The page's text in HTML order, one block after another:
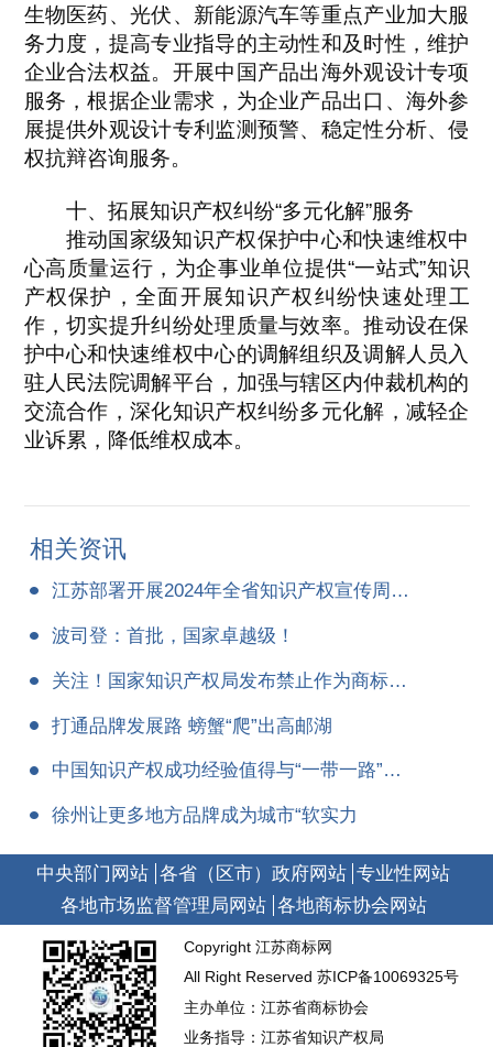
生物医药、光伏、新能源汽车等重点产业加大服
务力度，提高专业指导的主动性和及时性，维护
企业合法权益。开展中国产品出海外观设计专项
服务，根据企业需求，为企业产品出口、海外参
展提供外观设计专利监测预警、稳定性分析、侵
权抗辩咨询服务。
十、拓展知识产权纠纷“多元化解”服务
推动国家级知识产权保护中心和快速维权中
心高质量运行，为企事业单位提供“一站式”知识
产权保护，全面开展知识产权纠纷快速处理工
作，切实提升纠纷处理质量与效率。推动设在保
护中心和快速维权中心的调解组织及调解人员入
驻人民法院调解平台，加强与辖区内仲裁机构的
交流合作，深化知识产权纠纷多元化解，减轻企
业诉累，降低维权成本。
相关资讯
江苏部署开展2024年全省知识产权宣传周活动
波司登：首批，国家卓越级！
关注！国家知识产权局发布禁止作为商标使用标志的指引
打通品牌发展路 螃蟹“爬”出高邮湖
中国知识产权成功经验值得与“一带一路”国家分享——访世界知识产权组织总干事弗朗西斯·高锐
徐州让更多地方品牌成为城市“软实力
中央部门网站 各省（区市）政府网站 专业性网站
各地市场监督管理局网站 各地商标协会网站
Copyright 江苏商标网
All Right Reserved苏ICP备10069325号
主办单位：江苏省商标协会
业务指导：江苏省知识产权局